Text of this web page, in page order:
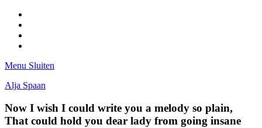
Menu Sluiten
Alja Spaan
Now I wish I could write you a melody so plain,
That could hold you dear lady from going insane